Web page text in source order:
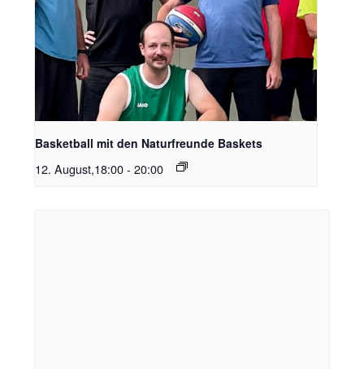
Basketball mit den Naturfreunde Baskets
12. August,18:00 - 20:00